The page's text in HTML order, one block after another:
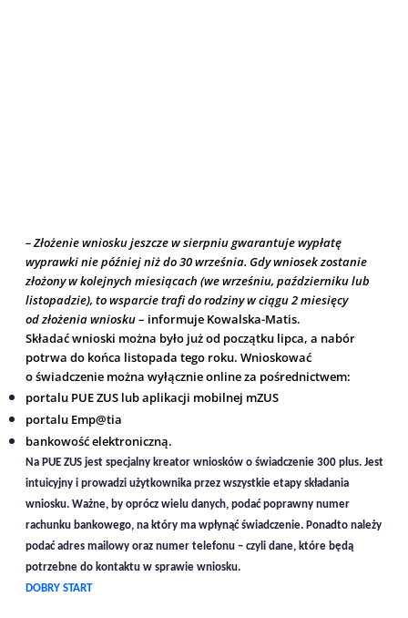
– Złożenie wniosku jeszcze w sierpniu gwarantuje wypłatę
wyprawki nie później niż do 30 września. Gdy wniosek zostanie
złożony w kolejnych miesiącach (we wrześniu, październiku lub
listopadzie), to wsparcie trafi do rodziny w ciągu 2 miesięcy
od złożenia wniosku– informuje Kowalska-Matis.
Składać wnioski można było już od początku lipca, a nabór
potrwa do końca listopada tego roku. Wnioskować
o świadczenie można wyłącznie online za pośrednictwem:
portalu PUE ZUS lub aplikacji mobilnej mZUS
portalu Emp@tia
bankowość elektroniczną.
Na PUE ZUS jest specjalny kreator wniosków o świadczenie 300 plus. Jest
intuicyjny i prowadzi użytkownika przez wszystkie etapy składania
wniosku. Ważne, by oprócz wielu danych, podać poprawny numer
rachunku bankowego, na który ma wpłynąć świadczenie. Ponadto należy
podać adres mailowy oraz numer telefonu – czyli dane, które będą
potrzebne do kontaktu w sprawie wniosku.
DOBRY START